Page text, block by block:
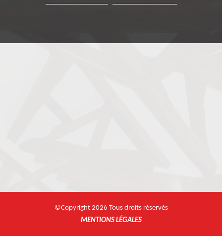
©Copyright 2026 Tous droits réservés
MENTIONS LÉGALES